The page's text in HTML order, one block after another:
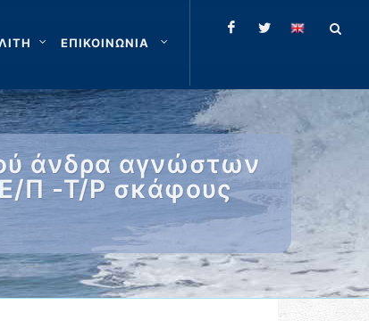
ΕΠΙΚΟΙΝΩΝΙΑ
άνδρα αγνώστων
Ε/Π -Τ/Ρ σκάφους